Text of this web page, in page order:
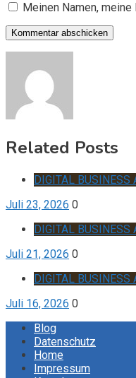
Meinen Namen,
Related Posts
DIGITAL BUSINESS
Juli 23, 2026 0
DIGITAL BUSINESS
Juli 21, 2026 0
DIGITAL BUSINESS
Juli 16, 2026 0
Blog
Datenschutz
Home
Impressum